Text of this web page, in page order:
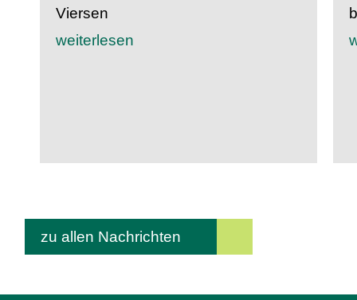
Viersen
weiterlesen
zu allen Nachrichten